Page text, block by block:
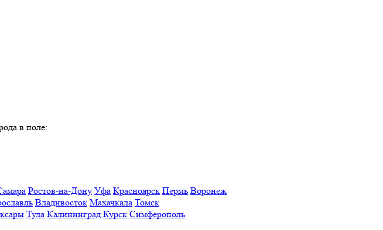
в поле:
Ростов-на-Дону Уфа Красноярск Пермь Воронеж
Владивосток Махачкала Томск
Тула Калининград Курск Симферополь